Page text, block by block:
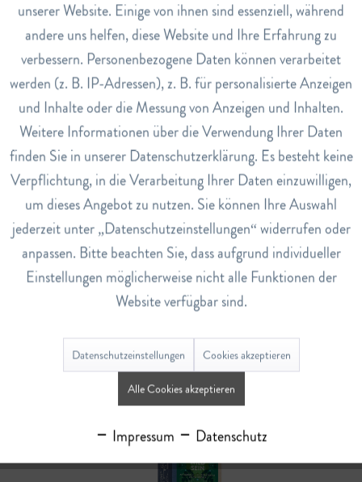
Anwendung
Brühen Sie einen Teebeutel mit kochendem Wasser über
und lassen Sie ihn 5-10 Minuten ziehen.
Art.Nr.
5360074
EAN
9004145027091
Lagerbestand
0
Bewertungen
Ähnliche Artikel
Marketing Inaktiv
Tracking Inaktiv
Service Inaktiv
unserer Website. Einige von ihnen sind essenziell, während
andere uns helfen, diese Website und Ihre Erfahrung zu
verbessern. Personenbezogene Daten können verarbeitet
werden (z. B. IP-Adressen), z. B. für personalisierte Anzeigen
und Inhalte oder die Messung von Anzeigen und Inhalten.
Weitere Informationen über die Verwendung Ihrer Daten
finden Sie in unserer Datenschutzerklärung. Es besteht keine
Verpflichtung, in die Verarbeitung Ihrer Daten einzuwilligen,
um dieses Angebot zu nutzen. Sie können Ihre Auswahl
jederzeit unter „Datenschutzeinstellungen“ widerrufen oder
anpassen. Bitte beachten Sie, dass aufgrund individueller
Einstellungen möglicherweise nicht alle Funktionen der
Website verfügbar sind.
Datenschutzeinstellungen Cookies akzeptieren
Alle Cookies akzeptieren
Impressum Datenschutz